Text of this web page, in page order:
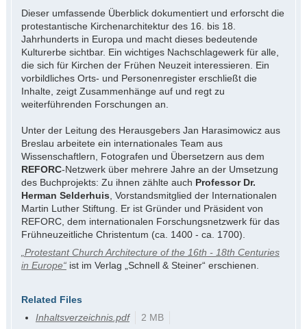
Dieser umfassende Überblick dokumentiert und erforscht die
protestantische Kirchenarchitektur des 16. bis 18.
Jahrhunderts in Europa und macht dieses bedeutende
Kulturerbe sichtbar. Ein wichtiges Nachschlagewerk für alle,
die sich für Kirchen der Frühen Neuzeit interessieren. Ein
vorbildliches Orts- und Personenregister erschließt die
Inhalte, zeigt Zusammenhänge auf und regt zu
weiterführenden Forschungen an.
Unter der Leitung des Herausgebers Jan Harasimowicz aus
Breslau arbeitete ein internationales Team aus
Wissenschaftlern, Fotografen und Übersetzern aus dem
REFORC-Netzwerk über mehrere Jahre an der Umsetzung
des Buchprojekts: Zu ihnen zählte auch Professor Dr.
Herman Selderhuis , Vorstandsmitglied der Internationalen
Martin Luther Stiftung. Er ist Gründer und Präsident von
REFORC, dem internationalen Forschungsnetzwerk für das
Frühneuzeitliche Christentum (ca. 1400 - ca. 1700).
„Protestant Church Architecture of the 16th - 18th Centuries
in Europe“ist im Verlag „Schnell & Steiner“ erschienen.
Related Files
Inhaltsverzeichnis.pdf
2 MB